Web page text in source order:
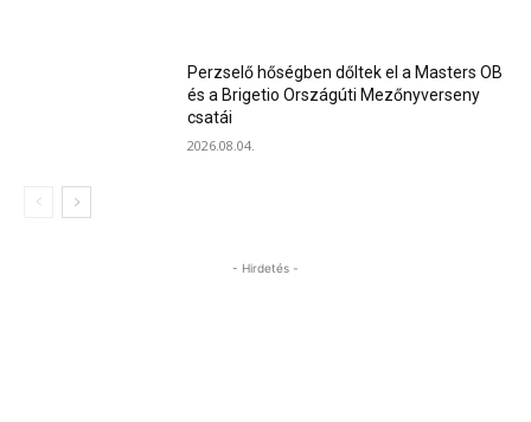
Perzselő hőségben dőltek el a Masters OB
és a Brigetio Országúti Mezőnyverseny
csatái
2026.08.04.
- Hirdetés -